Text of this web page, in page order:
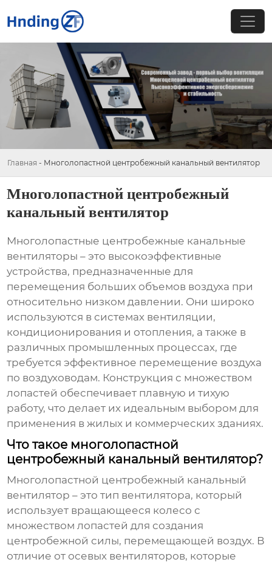
Главная - Многолопастной центробежный канальный вентилятор
Многолопастной центробежный
канальный вентилятор
Многолопастные центробежные канальные
вентиляторы – это высокоэффективные
устройства, предназначенные для
перемещения больших объемов воздуха при
относительно низком давлении. Они широко
используются в системах вентиляции,
кондиционирования и отопления, а также в
различных промышленных процессах, где
требуется эффективное перемещение воздуха
по воздуховодам. Конструкция с множеством
лопастей обеспечивает плавную и тихую
работу, что делает их идеальным выбором для
применения в жилых и коммерческих зданиях.
Что такое многолопастной
центробежный канальный вентилятор?
Многолопастной центробежный канальный
вентилятор – это тип вентилятора, который
использует вращающееся колесо с
множеством лопастей для создания
центробежной силы, перемещающей воздух. В
отличие от осевых вентиляторов, которые